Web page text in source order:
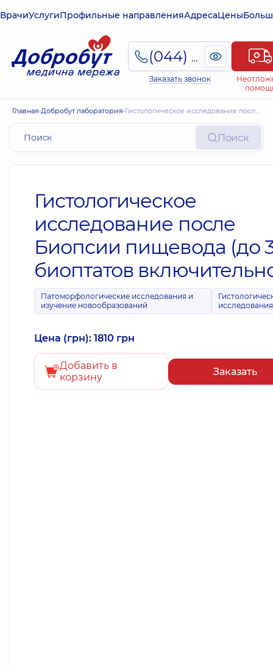
ВрачиУслугиПрофильные направленияАдресаЦены
(044) 495-2-888
Заказать звонок
Главная Добробут лаборатория Гистологическое исследование после Биопсии пищевода (до 3 биоптатов включительно)
Поиск
Гистологическое
исследование после
Биопсии пищевода (до
биоптатов
Патоморфологические исследования и
изучение новообразований
исследования
Цена (грн): 1810 грн
Добавить в
корзину
Заказать